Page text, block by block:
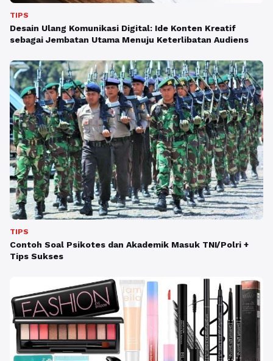
TIPS
Desain Ulang Komunikasi Digital: Ide Konten Kreatif
sebagai Jembatan Utama Menuju Keterlibatan Audiens
TIPS
Contoh Soal Psikotes dan Akademik Masuk TNI/Polri +
Tips Sukses